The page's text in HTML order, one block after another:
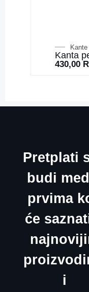
Kanta
430,00
Pretplati
budi
prvima
će
i